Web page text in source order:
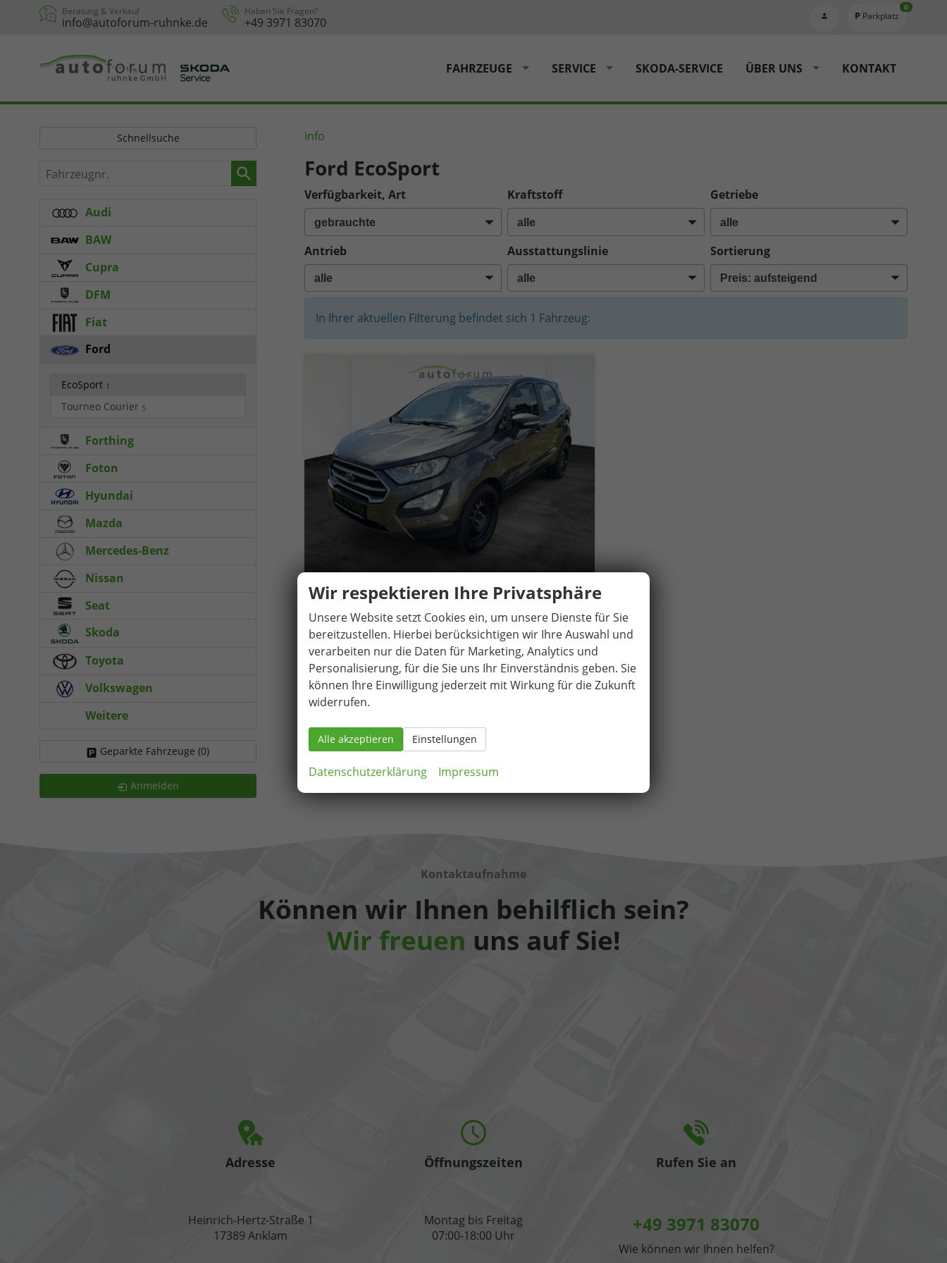
Beratung & Verkauf
info@autoforum-ruhnke.de
Haben Sie Fragen?
+49 3971 83070 Parkplatz
0
FAHRZEUGE SERVICE SKODA-SERVICE ÜBER UNS KONTAKT
info
Ford EcoSport
Verfügbarkeit, Art Kraftstoff Getriebe
Antrieb Ausstattungslinie Sortierung
In Ihrer aktuellen Filterung befindet sich 1 Fahrzeug:
Ford EcoSport
1.0 EcoBoost Trend
14 Tage Gebrauchtwagen
Fahrzeugnr. 82780 Getriebe Schalt. 6-Gang
Kraftstoff Benzin Außenfarbe Magnetic-Grau Metallic
Leistung 74 kW (101 PS) Kilometerstand 85.000 km
19.03.2019
10.490,– €
Differenzbesteuert
Schnellsuche
Fahrzeugnr.
Audi
BAW
Cupra
DFM
Fiat
Ford
EcoSport 1
Tourneo Courier 5
Forthing
Foton
Hyundai
Mazda
Mercedes-Benz
Nissan
Seat
Skoda
Toyota
Volkswagen
Weitere
Geparkte Fahrzeuge (0)
Anmelden
Kontaktaufnahme
Können wir Ihnen behilflich sein?
Wir freuen uns auf Sie!
Adresse
Heinrich-Hertz-Straße 1
17389 Anklam
Öffnungszeiten
Montag bis Freitag
07:00-18:00 Uhr
Rufen Sie an
+49 3971 83070
Wie können wir Ihnen helfen?
Wir respektieren Ihre Privatsphäre
Unsere Website setzt Cookies ein, um unsere Dienste für Sie
bereitzustellen. Hierbei berücksichtigen wir Ihre Auswahl und
verarbeiten nur die Daten für Marketing, Analytics und
Personalisierung, für die Sie uns Ihr Einverständnis geben. Sie
können Ihre Einwilligung jederzeit mit Wirkung für die Zukunft
widerrufen.
Alle akzeptieren Einstellungen
Datenschutzerklärung Impressum